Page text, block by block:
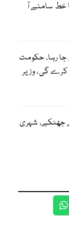
خط سامنے آ
جا رہا، حکومت
گی، وزیر
جھٹکے، شہری